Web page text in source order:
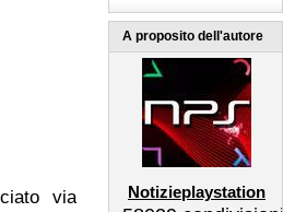
via
A proposito dell'autore
Notizieplaystation